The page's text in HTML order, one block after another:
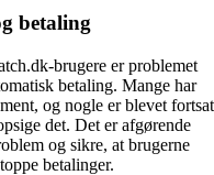
betaling
brugere er problemet
betaling. Mange har
og nogle er blevet fortsat
det. Det er afgørende
og sikre, at brugerne
betalinger.